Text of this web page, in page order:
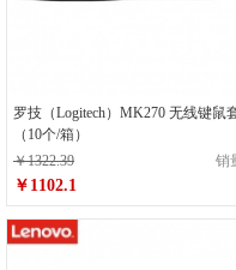
罗技（Logitech）MK270 无线键鼠
（10个/箱）
￥1322.39
销
￥1102.1